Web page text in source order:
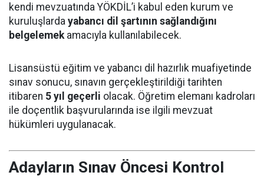
kendi mevzuatında YÖKDİL’i kabul eden kurum ve
kuruluşlarda yabancı dil şartının sağlandığını
belgelemekamacıyla kullanılabilecek.
Lisansüstü eğitim ve yabancı dil hazırlık muafiyetinde
sınav sonucu, sınavın gerçekleştirildiği tarihten
itibaren 5 yıl geçerli olacak. Öğretim elemanı kadroları
ile doçentlik başvurularında ise ilgili mevzuat
hükümleri uygulanacak.
Adayların Sınav Öncesi Kontrol